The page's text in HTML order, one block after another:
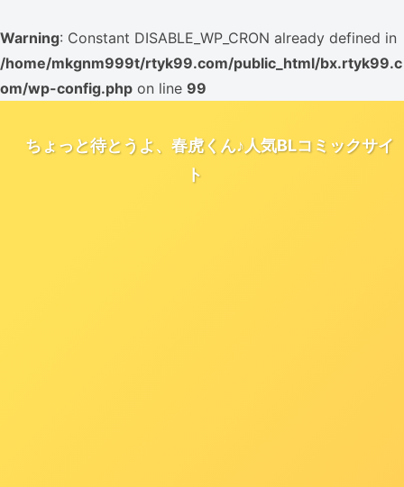
Warning: Constant DISABLE_WP_CRON already defined in
/home/mkgnm999t/rtyk99.com/public_html/bx.rtyk99.c
om/wp-config.php on line 99
ちょっと待とうよ、春虎くん♪人気BLコミックサイ
ト